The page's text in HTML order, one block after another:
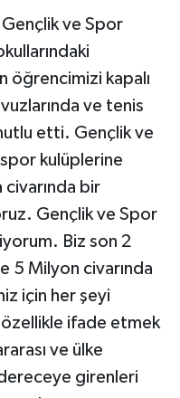
ve Spor
öğrencimizi kapalı
ve tenis
etti. Gençlik ve
spor kulüplerine
civarında bir
Gençlik ve Spor
Biz son 2
5 Milyon civarında
için her şeyi
ifade etmek
ve ülke
girenleri